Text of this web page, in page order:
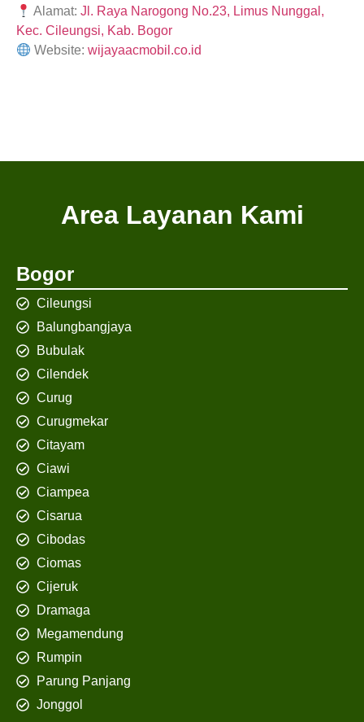
Alamat:Jl. Raya Narogong No.23, Limus Nunggal,
Kec. Cileungsi, Kab. Bogor
Website:wijayaacmobil.co.id
Area Layanan Kami
Bogor
Cileungsi
Balungbangjaya
Bubulak
Cilendek
Curug
Curugmekar
Citayam
Ciawi
Ciampea
Cisarua
Cibodas
Ciomas
Cijeruk
Dramaga
Megamendung
Rumpin
Parung Panjang
Jonggol